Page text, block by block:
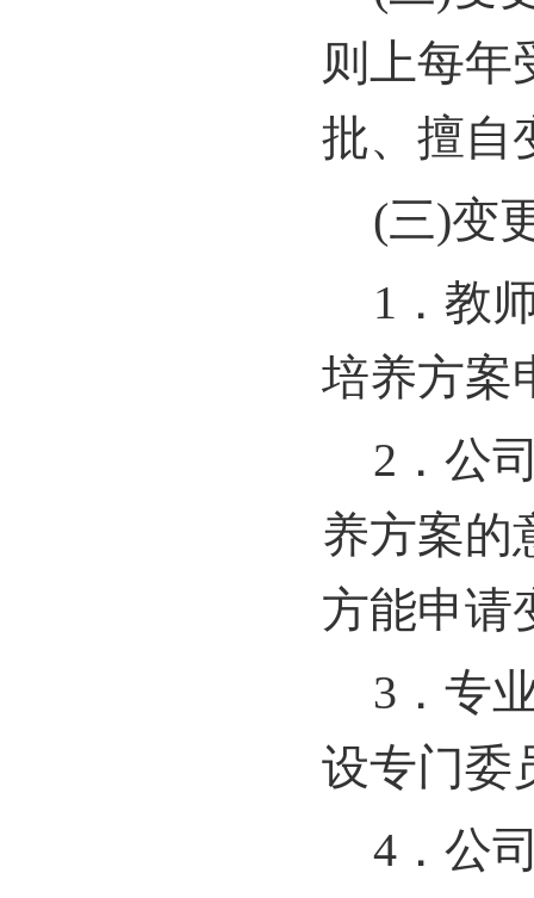
则上每年
批、擅自
(三)变
1 ．教
培养方案
2 ．公
养方案的
方能申请
3 ．专
设专门委
4 ．公